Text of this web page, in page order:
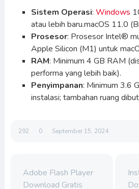
Sistem Operasi: Windows
atau lebih baru.macOS 11.0
Prosesor: Prosesor Intel®
Apple Silicon (M1) untuk
RAM: Minimum 4 GB RAM
performa yang lebih baik).
Penyimpanan: Minimum 3.6
instalasi; tambahan ruang
292 0 September 15, 2024
Adobe Flash Player
Download Gratis